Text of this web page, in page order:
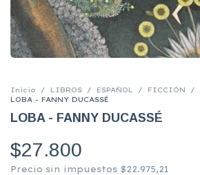
Inicio / LIBROS / ESPAÑOL / FICCIÓN /
LOBA - FANNY DUCASSÉ
LOBA - FANNY DUCASSÉ
$27.800
Precio sin impuestos $22.975,21